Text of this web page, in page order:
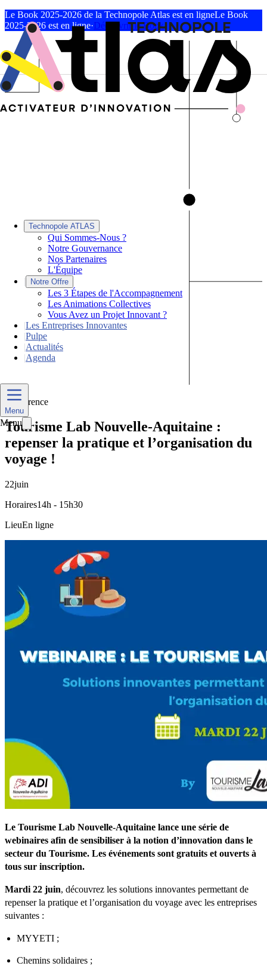
Le Book 2025-2026 de la Technopole Atlas est en ligneLe Book
2025-2026 est en ligne·Découvrir le Book
Technopole ATLAS
Qui Sommes-Nous ?
Notre Gouvernance
Nos Partenaires
L'Équipe
|
Notre Offre
Les 3 Étapes de l'Accompagnement
Les Animations Collectives
Vous Avez un Projet Innovant ?
|Les Entreprises Innovantes
|Pulpe
|Actualités
|Agenda
Menu
Menu
Conférence
Tourisme Lab Nouvelle-Aquitaine :
repenser la pratique et l’organisation du
voyage !
22juin
Horaires14h - 15h30
LieuEn ligne
Le Tourisme Lab Nouvelle-Aquitaine lance une série de
webinaires afin de sensibiliser à la notion d’innovation dans le
secteur du Tourisme. Les événements sont gratuits et ouverts à
tous sur inscription.
Mardi 22 juin, découvrez les solutions innovantes permettant de
repenser la pratique et l’organisation du voyage avec les entreprises
suivantes :
MYYETI ;
Chemins solidaires ;